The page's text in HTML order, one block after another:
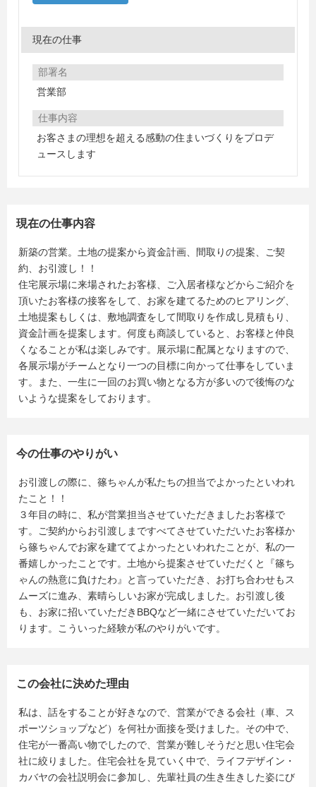
現在の仕事
部署名
営業部
仕事内容
お客さまの理想を超える感動の住まいづくりをプロデ
ュースします
現在の仕事内容
新築の営業。土地の提案から資金計画、間取りの提案、ご契
約、お引渡し！！
住宅展示場に来場されたお客様、ご入居者様などからご紹介を
頂いたお客様の接客をして、お家を建てるためのヒアリング、
土地提案もしくは、敷地調査をして間取りを作成し見積もり、
資金計画を提案します。何度も商談していると、お客様と仲良
くなることが私は楽しみです。展示場に配属となりますので、
各展示場がチームとなり一つの目標に向かって仕事をしていま
す。また、一生に一回のお買い物となる方が多いので後悔のな
いような提案をしております。
今の仕事のやりがい
お引渡しの際に、篠ちゃんが私たちの担当でよかったといわれ
たこと！！
３年目の時に、私が営業担当させていただきましたお客様で
す。ご契約からお引渡しまですべてさせていただいたお客様か
ら篠ちゃんでお家を建ててよかったといわれたことが、私の一
番嬉しかったことです。土地から提案させていただくと『篠ち
ゃんの熱意に負けたわ』と言っていただき、お打ち合わせもス
ムーズに進み、素晴らしいお家が完成しました。お引渡し後
も、お家に招いていただきBBQなど一緒にさせていただいてお
ります。こういった経験が私のやりがいです。
この会社に決めた理由
私は、話をすることが好きなので、営業ができる会社（車、ス
ポーツショップなど）を何社か面接を受けました。その中で、
住宅が一番高い物でしたので、営業が難しそうだと思い住宅会
社に絞りました。住宅会社を見ていく中で、ライフデザイン・
カバヤの会社説明会に参加し、先輩社員の生き生きした姿にび